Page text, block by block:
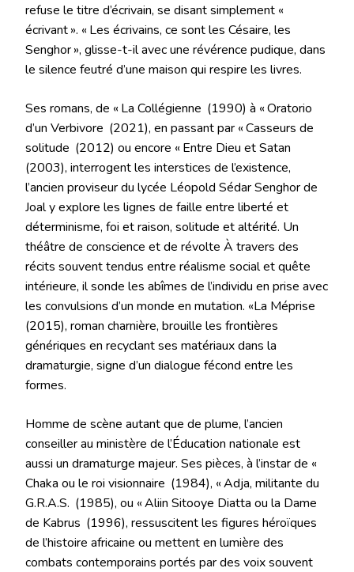
refuse le titre d’écrivain, se disant simplement «
écrivant ». « Les écrivains, ce sont les Césaire, les
Senghor », glisse-t-il avec une révérence pudique, dans
le silence feutré d’une maison qui respire les livres.
Ses romans, de « La Collégienne (1990) à « Oratorio
d’un Verbivore (2021), en passant par « Casseurs de
solitude (2012) ou encore « Entre Dieu et Satan
(2003), interrogent les interstices de l’existence,
l’ancien proviseur du lycée Léopold Sédar Senghor de
Joal y explore les lignes de faille entre liberté et
déterminisme, foi et raison, solitude et altérité. Un
théâtre de conscience et de révolte À travers des
récits souvent tendus entre réalisme social et quête
intérieure, il sonde les abîmes de l’individu en prise avec
les convulsions d’un monde en mutation. «La Méprise
(2015), roman charnière, brouille les frontières
génériques en recyclant ses matériaux dans la
dramaturgie, signe d’un dialogue fécond entre les
formes.
Homme de scène autant que de plume, l’ancien
conseiller au ministère de l’Éducation nationale est
aussi un dramaturge majeur. Ses pièces, à l’instar de «
Chaka ou le roi visionnaire (1984), « Adja, militante du
G.R.A.S. (1985), ou « Aliin Sitooye Diatta ou la Dame
de Kabrus (1996), ressuscitent les figures héroïques
de l’histoire africaine ou mettent en lumière des
combats contemporains portés par des voix souvent